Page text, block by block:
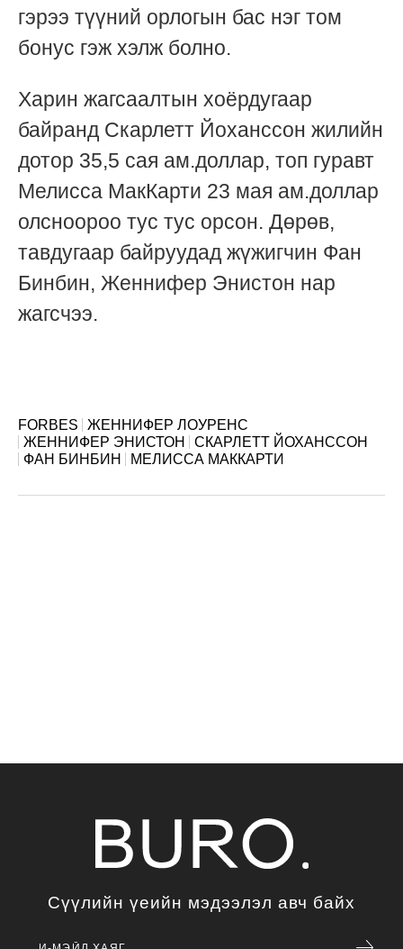
гэрээ түүний орлогын бас нэг том
бонус гэж хэлж болно.
Харин жагсаалтын хоёрдугаар
байранд Скарлетт Йоханссон жилийн
дотор 35,5 сая ам.доллар, топ гуравт
Мелисса МакКарти 23 мая ам.доллар
олсноороо тус тус орсон. Дөрөв,
тавдугаар байруудад жүжигчин Фан
Бинбин, Женнифер Энистон нар
жагсчээ.
FORBES
ЖЕННИФЕР ЛОУРЕНС
ЖЕННИФЕР ЭНИСТОН
СКАРЛЕТТ ЙОХАНССОН
ФАН БИНБИН
МЕЛИССА МАККАРТИ
Сүүлийн үеийн мэдээлэл авч байх